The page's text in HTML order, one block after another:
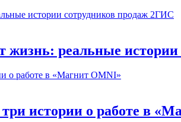
жизнь: реальные
истории о работе в